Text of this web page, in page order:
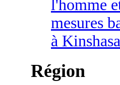
l'homme
mesures
à Kinshasa
Région